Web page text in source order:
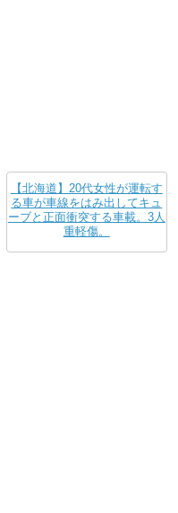
【北海道】20代女性が運転す
る車が車線をはみ出してキュ
ーブと正面衝突する車載。3人
重軽傷。